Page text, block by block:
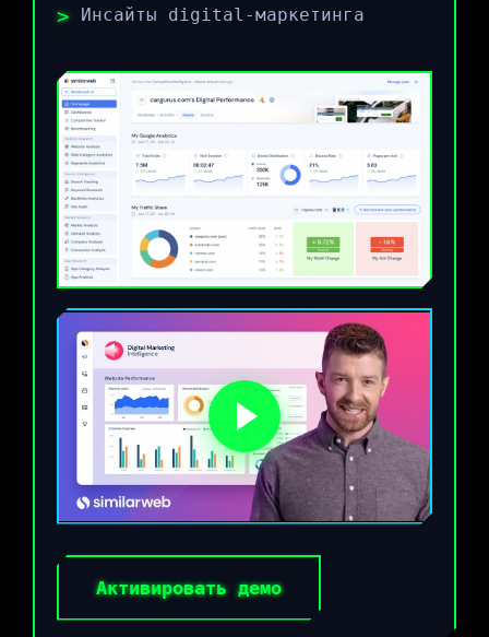
Инсайты digital-маркетинга
Активировать демо